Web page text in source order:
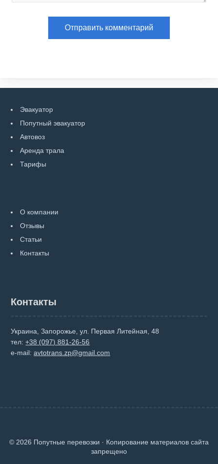
Эвакуатор
Попутный эвакуатор
Автовоз
Аренда трала
Тарифы
О компании
Отзывы
Статьи
Контакты
Контакты
Украина, Запорожье, ул. Первая Литейная, 48
тел:+38 (097) 881-26-56
e-mail:avtotrans.zp@gmail.com
© 2026 Попутные перевозки · Копирование материалов сайта
запрещено